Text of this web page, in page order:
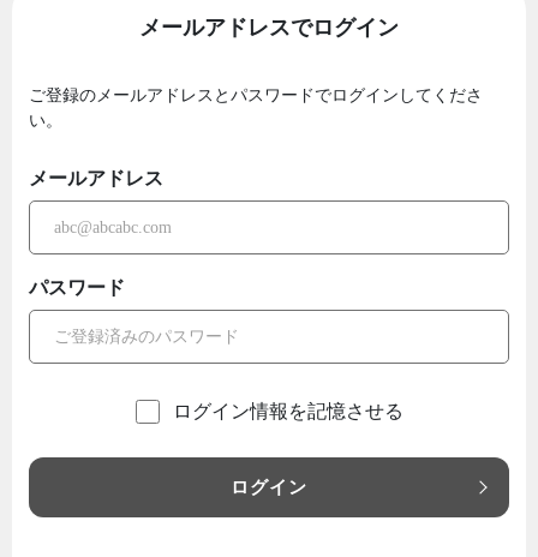
メールアドレスでログイン
ご登録のメールアドレスとパスワードでログインしてくださ
い。
メールアドレス
パスワード
ログイン情報を記憶させる
ログイン